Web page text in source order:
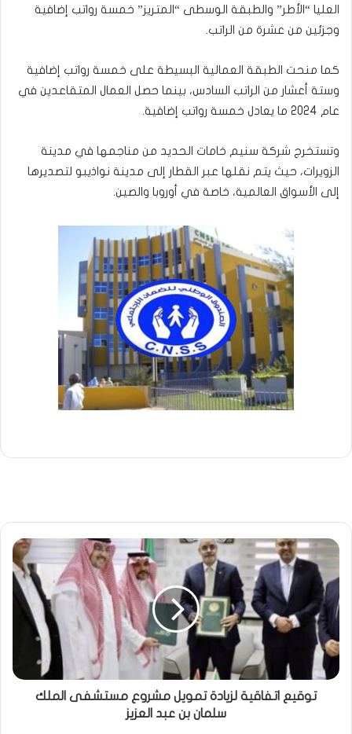
العليا “الأطر” والطبقة الوسطى “المتريز” خمسة رواتب إضافية
وجزئين من عشرة من الراتب.
كما منحت الطبقة العمالية البسيطة على خمسة رواتب إضافية
وستة أعشار من الراتب السادس، بينما حصل العمال المتقاعدين في
عام 2024 ما يعادل خمسة رواتب إضافية.
وتستخرج شركة سنيم خامات الحديد من مناجمها في مدينة
الزويرات، حيث يتم نقلها عبر القطار إلى مدينة نواذيبو لتصديرها
إلى الأسواق العالمية، خاصة في أوروبا والصين.
توقيع اتفاقية لزيادة تمويل مشروع مستشفى الملك
سلمان بن عبد العزيز